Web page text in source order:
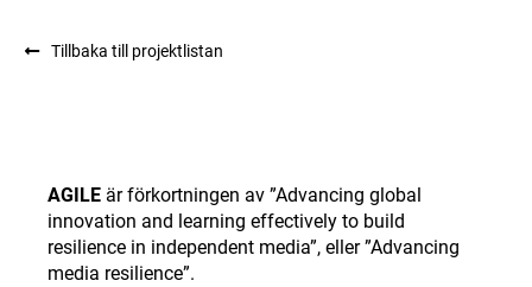
Tillbaka till projektlistan
AGILE är förkortningen av ”Advancing global
innovation and learning effectively to build
resilience in independent media”, eller ”Advancing
media resilience”.